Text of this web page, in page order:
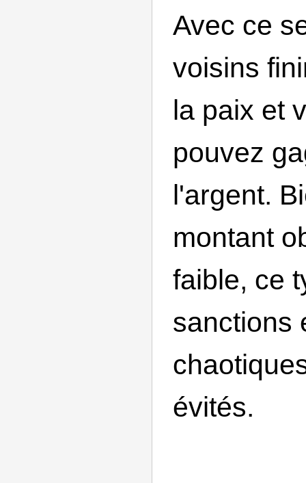
Avec ce
voisins
la paix et
pouvez
l'argent.
montant
faible, ce
sanctions
évités.